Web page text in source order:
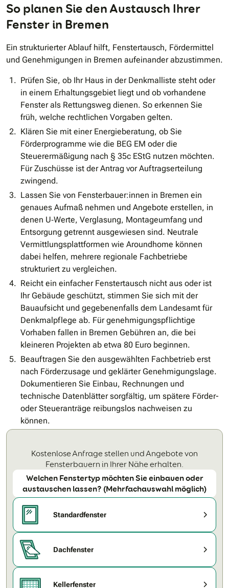
So planen Sie den Austausch Ihrer
Fenster in Bremen
Ein strukturierter Ablauf hilft, Fenstertausch, Fördermittel
und Genehmigungen in Bremen aufeinander abzustimmen.
Prüfen Sie, ob Ihr Haus in der Denkmalliste steht oder
in einem Erhaltungsgebiet liegt und ob vorhandene
Fenster als Rettungsweg dienen. So erkennen Sie
früh, welche rechtlichen Vorgaben gelten.
Klären Sie mit einer Energieberatung, ob Sie
Förderprogramme wie die BEG EM oder die
Steuerermäßigung nach § 35c EStG nutzen möchten.
Für Zuschüsse ist der Antrag vor Auftragserteilung
zwingend.
Lassen Sie von Fensterbauer:innen in Bremen ein
genaues Aufmaß nehmen und Angebote erstellen, in
denen U‐Werte, Verglasung, Montageumfang und
Entsorgung getrennt ausgewiesen sind. Neutrale
Vermittlungsplattformen wie Aroundhome können
dabei helfen, mehrere regionale Fachbetriebe
strukturiert zu vergleichen.
Reicht ein einfacher Fenstertausch nicht aus oder ist
Ihr Gebäude geschützt, stimmen Sie sich mit der
Bauaufsicht und gegebenenfalls dem Landesamt für
Denkmalpflege ab. Für genehmigungspflichtige
Vorhaben fallen in Bremen Gebühren an, die bei
kleineren Projekten ab etwa 80 Euro beginnen.
Beauftragen Sie den ausgewählten Fachbetrieb erst
nach Förderzusage und geklärter Genehmigungslage.
Dokumentieren Sie Einbau, Rechnungen und
technische Datenblätter sorgfältig, um spätere Förder-
oder Steueranträge reibungslos nachweisen zu
können.
Kostenlose Anfrage stellen und Angebote von
Fensterbauern in Ihrer Nähe erhalten.
Welchen Fenstertyp möchten Sie einbauen oder
austauschen lassen? (Mehrfachauswahl möglich)
Standardfenster
Dachfenster
Kellerfenster